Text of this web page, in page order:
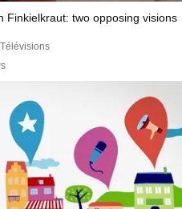
Finkielkraut: two opposing visions